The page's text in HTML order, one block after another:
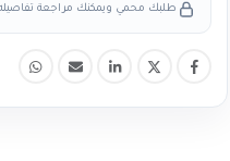
طلبك محمي ويمكنك مراجعة تفاصيله